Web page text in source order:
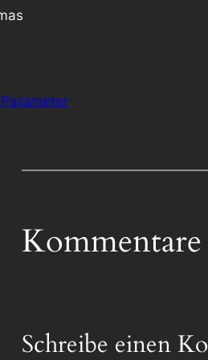
Parameter
Kommentare
Schreibe einen